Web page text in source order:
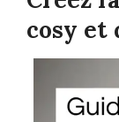
cosy et